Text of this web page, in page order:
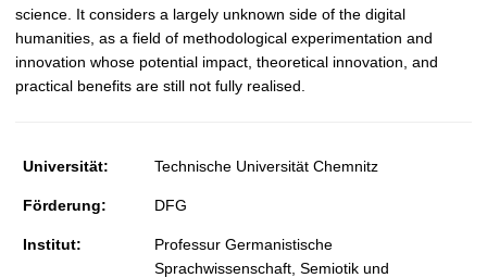
science. It considers a largely unknown side of the digital
humanities, as a field of methodological experimentation and
innovation whose potential impact, theoretical innovation, and
practical benefits are still not fully realised.
Universität: Technische Universität Chemnitz
Förderung: DFG
Institut:
Professur Germanistische
Sprachwissenschaft, Semiotik und